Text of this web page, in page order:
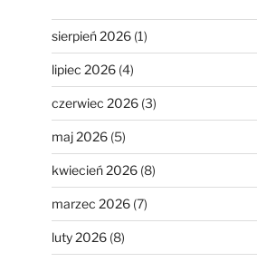
sierpień 2026(1)
lipiec 2026(4)
czerwiec 2026(3)
maj 2026(5)
kwiecień 2026(8)
marzec 2026(7)
luty 2026(8)